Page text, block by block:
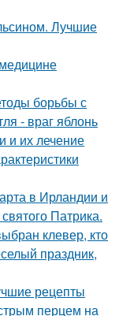
Лучшие
борьбы с
- враг яблонь
и их лечение
в Ирландии и
Патрика.
клевер, кто
праздник,
рецепты
перцем на